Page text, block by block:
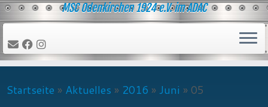
MSC Odenkirchen 1924 e.V. im ADAC
Startseite » Aktuelles » 2016 »Juni » 05